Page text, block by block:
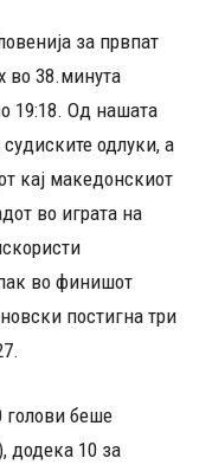
за првпат
во 38.минута
19:18. Од нашата
одлуки, а
кај македонскиот
во играта на
во финишот
постигна три
голови беше
додека 10 за